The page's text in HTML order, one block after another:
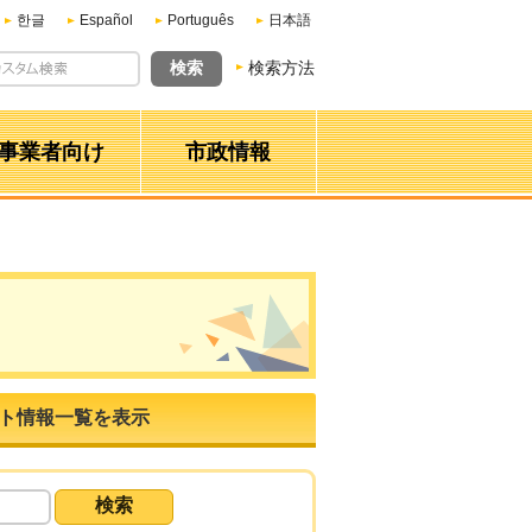
한글 Español Português 日本語
検索方法
業者向け 市政情報
情報一覧を表示